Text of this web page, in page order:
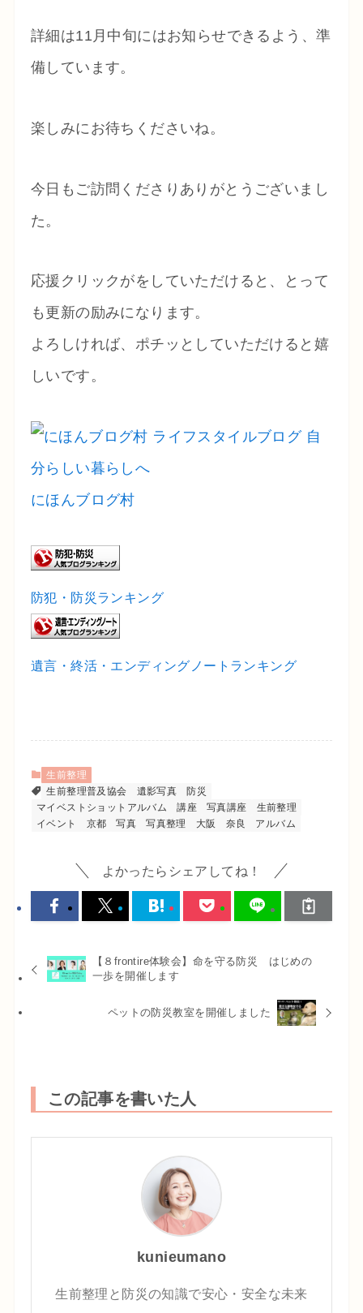
詳細は11月中旬にはお知らせできるよう、準
備しています。
楽しみにお待ちくださいね。
今日もご訪問くださりありがとうございまし
た。
応援クリックがをしていただけると、とって
も更新の励みになります。
よろしければ、ポチッとしていただけると嬉
しいです。
にほんブログ村
防犯・防災ランキング
遺言・終活・エンディングノートランキング
生前整理
生前整理普及協会
遺影写真
防災
マイベストショットアルバム
講座 写真講座
生前整理
イベント
京都 写真 写真整理 大阪 奈良 アルバム
よかったらシェアしてね！
【８frontire体験会】命を守る防災 はじめの
一歩を開催します
ペットの防災教室を開催しました
この記事を書いた人
kunieumano
生前整理と防災の知識で安心・安全な未来